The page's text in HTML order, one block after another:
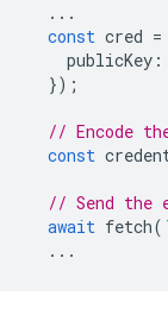
...
const cred =
publicKey :
});
// Encode
const
// Send the
await fetch(
...